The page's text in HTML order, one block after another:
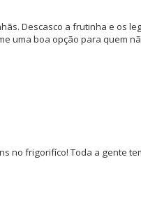
Descasco a frutinha e os
uma boa opção para quem
no frigorifíco! Toda a gente